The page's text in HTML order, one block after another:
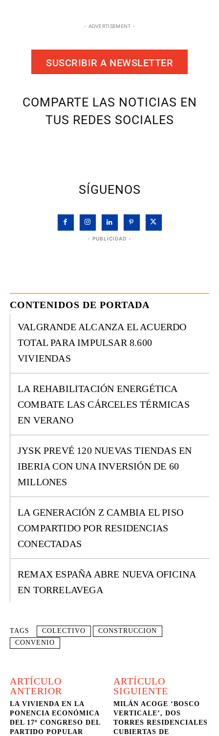
- ADVERTISEMENT -
SUSCRIBIR A NEWSLETTER
COMPARTE LAS NOTICIAS EN
TUS REDES SOCIALES
SÍGUENOS
- PUBLICIDAD -
CONTENIDOS DE PORTADA
VALGRANDE ALCANZA EL ACUERDO
TOTAL PARA IMPULSAR 8.600
VIVIENDAS
LA REHABILITACIÓN ENERGÉTICA
COMBATE LAS CÁRCELES TÉRMICAS
EN VERANO
JYSK PREVÉ 120 NUEVAS TIENDAS EN
IBERIA CON UNA INVERSIÓN DE 60
MILLONES
LA GENERACIÓN Z CAMBIA EL PISO
COMPARTIDO POR RESIDENCIAS
CONECTADAS
REMAX ESPAÑA ABRE NUEVA OFICINA
EN TORRELAVEGA
TAGS COLECTIVO
CONSTRUCCION
CONVENIO
ARTÍCULO
ANTERIOR
LA VIVIENDA EN LA
PONENCIA ECONÓMICA
DEL 17º CONGRESO DEL
PARTIDO POPULAR
ARTÍCULO
SIGUIENTE
MILÁN ACOGE ‘BOSCO
VERTICALE’, DOS
TORRES RESIDENCIALES
CUBIERTAS DE